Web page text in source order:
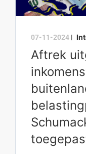
07-11-2024 |
Aftrek